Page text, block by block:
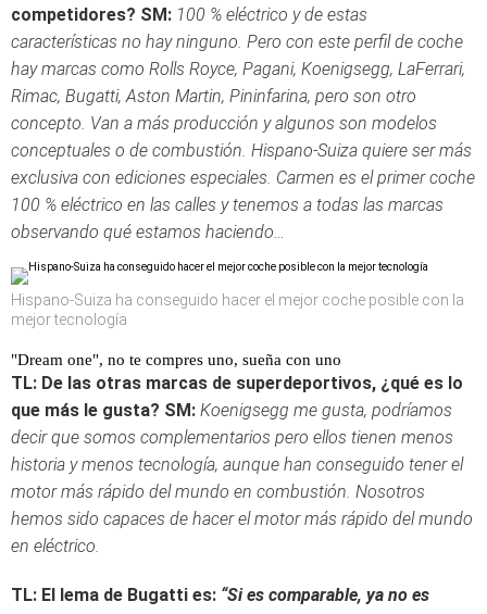
competidores? SM: 100 % eléctrico y de estas
características no hay ninguno. Pero con este perfil de coche
hay marcas como Rolls Royce, Pagani, Koenigsegg, LaFerrari,
Rimac, Bugatti, Aston Martin, Pininfarina, pero son otro
concepto. Van a más producción y algunos son modelos
conceptuales o de combustión. Hispano-Suiza quiere ser más
exclusiva con ediciones especiales. Carmen es el primer coche
100 % eléctrico en las calles y tenemos a todas las marcas
observando qué estamos haciendo…
Hispano-Suiza ha conseguido hacer el mejor coche posible con la
mejor tecnología
"Dream one", no te compres uno, sueña con uno
TL: De las otras marcas de superdeportivos, ¿qué es lo
que más le gusta? SM: Koenigsegg me gusta, podríamos
decir que somos complementarios pero ellos tienen menos
historia y menos tecnología, aunque han conseguido tener el
motor más rápido del mundo en combustión. Nosotros
hemos sido capaces de hacer el motor más rápido del mundo
en eléctrico.
TL: El lema de Bugatti es: “Si es comparable, ya no es